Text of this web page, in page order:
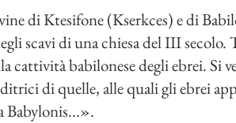
di Ktesifone (Kserkces) e di
scavi di una chiesa del III
cattività babilonese degli ebrei. Si
di quelle, alle quali gli ebrei
Babylonis...».